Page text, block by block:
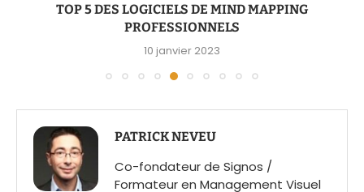
TOP 5 DES LOGICIELS DE MIND MAPPING
PROFESSIONNELS
10 janvier 2023
PATRICK NEVEU
Co-fondateur de Signos /
Formateur en Management Visuel